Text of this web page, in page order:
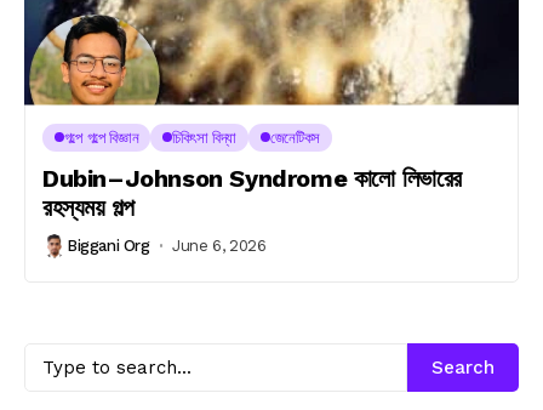
গল্পে গল্পে বিজ্ঞান চিকিৎসা বিদ্যা জেনেটিকস
Dubin–Johnson Syndrome কালো লিভারের
রহস্যময় গল্প
Biggani Org June 6, 2026
Search